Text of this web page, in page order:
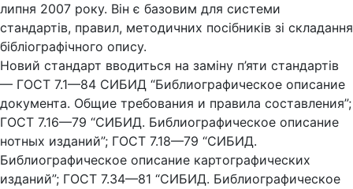
липня 2007 року. Він є базовим для системи
стандартів, правил, методичних посібників зі складання
бібліографічного опису.
Новий стандарт вводиться на заміну п’яти стандартів
— ГОСТ 7.1—84 СИБИД “Библиографическое описание
документа. Общие требования и правила составления”;
ГОСТ 7.16—79 “СИБИД. Библиографическое описание
нотных изданий”; ГОСТ 7.18—79 “СИБИД.
Библиографическое описание картографических
изданий”; ГОСТ 7.34—81 “СИБИД. Библиографическое